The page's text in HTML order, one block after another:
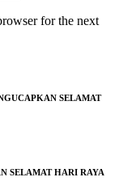
for the next
SELAMAT
SELAMAT HARI RAYA